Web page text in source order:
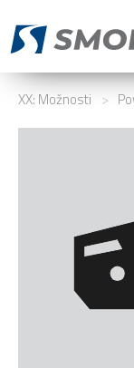
XX: Možnosti >